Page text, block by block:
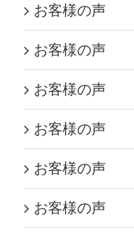
お客様の声
お客様の声
お客様の声
お客様の声
お客様の声
お客様の声